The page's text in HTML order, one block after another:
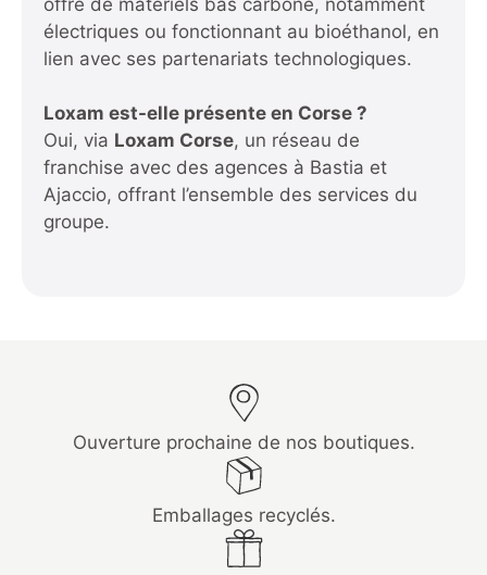
électriques ou fonctionnant au bioéthanol, en
lien avec ses partenariats technologiques.
Loxam est-elle présente en Corse ?
Oui, via Loxam Corse, un réseau de
franchise avec des agences à Bastia et
Ajaccio, offrant l’ensemble des services du
groupe.
Ouverture prochaine de nos boutiques.
Emballages recyclés.